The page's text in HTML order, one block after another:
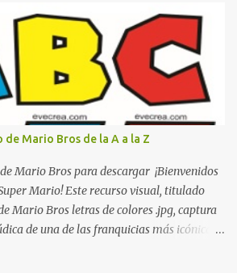
la institución luzca más ordenada,
en esta necesidad, he diseñado
útiles para la escuela con un estilo
listo para imprimir en alta calidad. Su
funcionalidad y estética, logrando que
proyecte una imagen más
¿Por qué son importantes los letreros
conviven diariamente cientos de
visitan la institución por primera vez,
dirección o un aula específica puede
Mario Bros de la A a la Z
Mario Bros para descargar ¡Bienvenidos
Mario! Este recurso visual, titulado
Mario Bros letras de colores .jpg, captura
de una de las franquicias más icónicas